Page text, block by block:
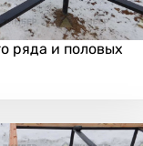
ряда и половых